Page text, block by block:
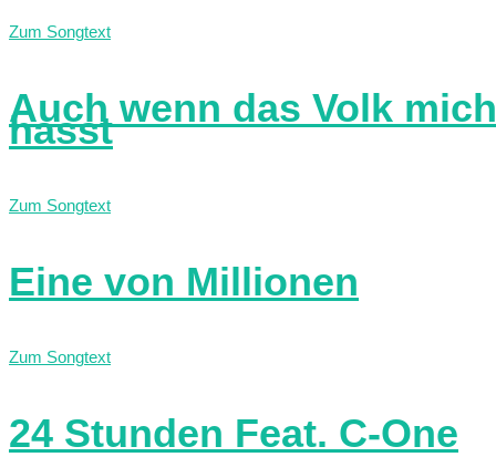
Zum Songtext
Auch wenn das Volk mich
hasst
Zum Songtext
Eine von Millionen
Zum Songtext
24 Stunden Feat. C-One